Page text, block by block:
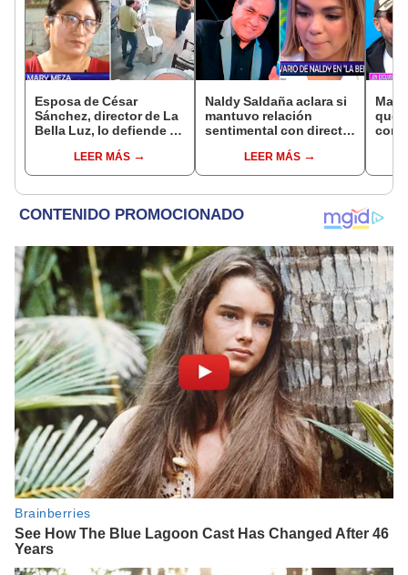
Esposa de César
Sánchez, director de La
Bella Luz, lo defiende y
relación clandestina
con Naldy Saldaña:
LEER MÁS
Naldy Saldaña aclara si
mantuvo relación
sentimental con director
denunciarlo por
tocamientos: “Me
LEER MÁS
que
con